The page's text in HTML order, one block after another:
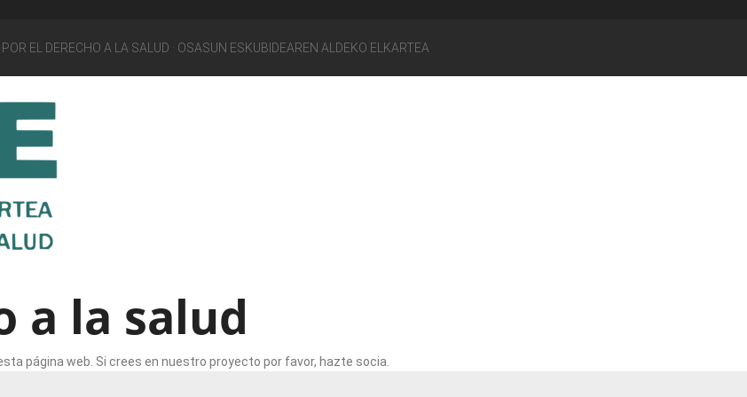
EL DERECHO A LA SALUD · OSASUN ESKUBIDEAREN ALDEKO ELKARTEA
a la salud
página web. Si crees en nuestro proyecto por favor, hazte socia.